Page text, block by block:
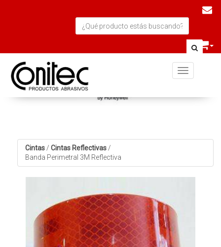
Toggle
Cintas / Cintas Reflectivas /
Banda Perimetral 3M Reflectiva